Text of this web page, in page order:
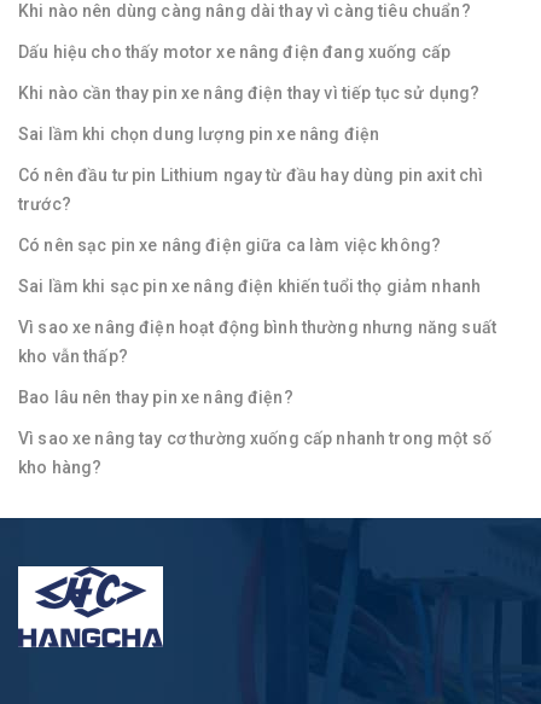
Khi nào nên dùng càng nâng dài thay vì càng tiêu chuẩn?
Dấu hiệu cho thấy motor xe nâng điện đang xuống cấp
Khi nào cần thay pin xe nâng điện thay vì tiếp tục sử dụng?
Sai lầm khi chọn dung lượng pin xe nâng điện
Có nên đầu tư pin Lithium ngay từ đầu hay dùng pin axit chì
trước?
Có nên sạc pin xe nâng điện giữa ca làm việc không?
Sai lầm khi sạc pin xe nâng điện khiến tuổi thọ giảm nhanh
Vì sao xe nâng điện hoạt động bình thường nhưng năng suất
kho vẫn thấp?
Bao lâu nên thay pin xe nâng điện?
Vì sao xe nâng tay cơ thường xuống cấp nhanh trong một số
kho hàng?